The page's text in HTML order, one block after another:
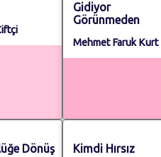
Gidiyor
Görünmeden
Mehmet Faruk Kurt
Dönüş Kimdi Hırsız